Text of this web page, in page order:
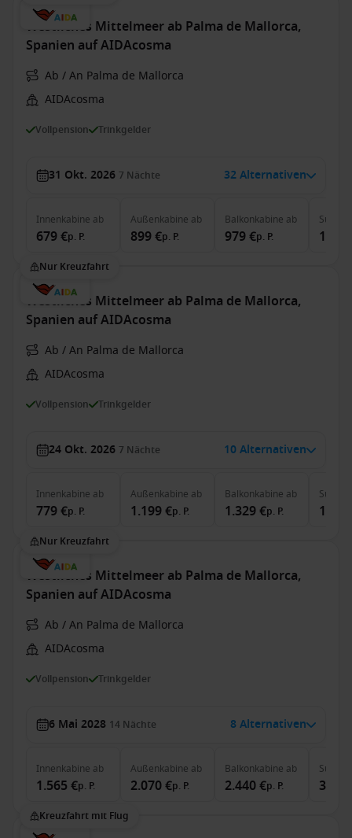
Westliches Mittelmeer ab Palma de Mallorca,
Spanien auf AIDAcosma
Ab / An Palma de Mallorca
AIDAcosma
Vollpension Trinkgelder
31 Okt. 2026 7 Nächte 32 Alternativen
Innenkabine ab
679 €p. P.
Außenkabine ab
899 €p. P.
Balkonkabine ab
979 €p. P.
Suite
Nur Kreuzfahrt
Westliches Mittelmeer ab Palma de Mallorca,
Spanien auf AIDAcosma
Ab / An Palma de Mallorca
AIDAcosma
Vollpension Trinkgelder
24 Okt. 2026 7 Nächte 10 Alternativen
Innenkabine ab
779 €p. P.
Außenkabine ab
1.199 €p. P.
Balkonkabine ab
1.329 €p. P.
Suite
Nur Kreuzfahrt
Westliches Mittelmeer ab Palma de Mallorca,
Spanien auf AIDAcosma
Ab / An Palma de Mallorca
AIDAcosma
Vollpension Trinkgelder
6 Mai 2028 14 Nächte 8 Alternativen
Innenkabine ab
1.565 €p. P.
Außenkabine ab
2.070 €p. P.
Balkonkabine ab
2.440 €p. P.
Suite
Kreuzfahrt mit Flug